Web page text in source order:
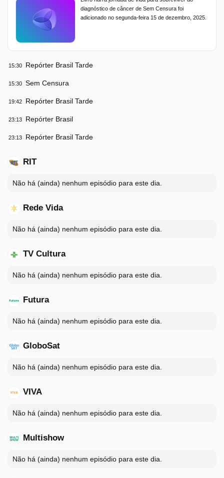
diagnóstico de câncer de Sem Censura foi
adicionado no segunda-feira 15 de dezembro, 2025.
15:30 Repórter Brasil Tarde
15:30 Sem Censura
19:42 Repórter Brasil Tarde
23:13 Repórter Brasil
23:13 Repórter Brasil Tarde
RIT
Não há (ainda) nenhum episódio para este dia.
Rede Vida
Não há (ainda) nenhum episódio para este dia.
TV Cultura
Não há (ainda) nenhum episódio para este dia.
Futura
Não há (ainda) nenhum episódio para este dia.
GloboSat
Não há (ainda) nenhum episódio para este dia.
VIVA
Não há (ainda) nenhum episódio para este dia.
Multishow
Não há (ainda) nenhum episódio para este dia.